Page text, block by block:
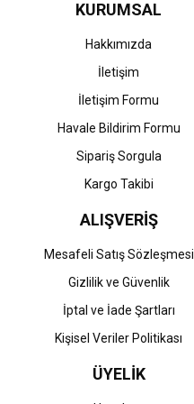
fiyatı diğer sitelerden daha pahalı.
Gönder
KURUMSAL
Hakkımızda
İletişim
İletişim Formu
Havale Bildirim Formu
Sipariş Sorgula
Kargo Takibi
ALIŞVERİŞ
Mesafeli Satış Sözleşmesi
Gizlilik ve Güvenlik
İptal ve İade Şartları
Kişisel Veriler Politikası
ÜYELİK